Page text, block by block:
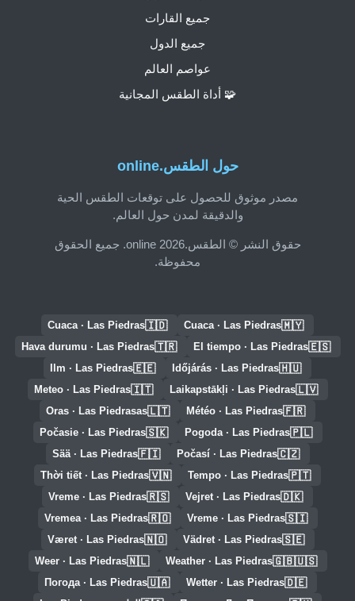
حول الطقس.online
مصدر موثوق للحصول على توقعات الطقس الحية
والدقيقة لمدن حول العالم.
حقوق النشر © الطقس.online 2026. جميع الحقوق
محفوظة.
جميع القارات
جميع الدول
عواصم العالم
🧩 أداة الطقس المجانية
🇲🇾
Cuaca · Las Piedras
🇮🇩
Cuaca · Las Piedras
🇪🇸
El tiempo · Las Piedras
🇹🇷
Hava durumu · Las Piedras
🇭🇺
Időjárás · Las Piedras
🇪🇪
Ilm · Las Piedras
🇱🇻
Laikapstākļi · Las Piedras
🇮🇹
Meteo · Las Piedras
🇫🇷
Météo · Las Piedras
🇱🇹
Oras · Las Piedrasas
🇵🇱
Pogoda · Las Piedras
🇸🇰
Počasie · Las Piedras
🇨🇿
Počasí · Las Piedras
🇫🇮
Sää · Las Piedras
🇵🇹
Tempo · Las Piedras
🇻🇳
Thời tiết · Las Piedras
🇩🇰
Vejret · Las Piedras
🇷🇸
Vreme · Las Piedras
🇸🇮
Vreme · Las Piedras
🇷🇴
Vremea · Las Piedras
🇸🇪
Vädret · Las Piedras
🇳🇴
Været · Las Piedras
🇬🇧🇺🇸
Weather · Las Piedras
🇳🇱
Weer · Las Piedras
🇩🇪
Wetter · Las Piedras
🇺🇦
Погода · Las Piedras